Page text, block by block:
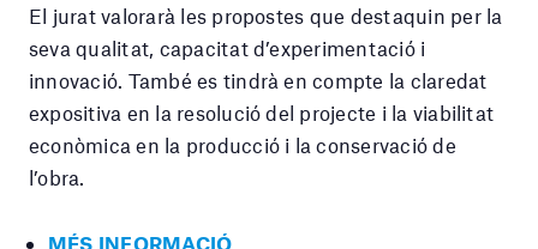
El jurat valorarà les propostes que destaquin per la
seva qualitat, capacitat d’experimentació i
innovació. També es tindrà en compte la claredat
expositiva en la resolució del projecte i la viabilitat
econòmica en la producció i la conservació de
l’obra.
MÉS INFORMACIÓ